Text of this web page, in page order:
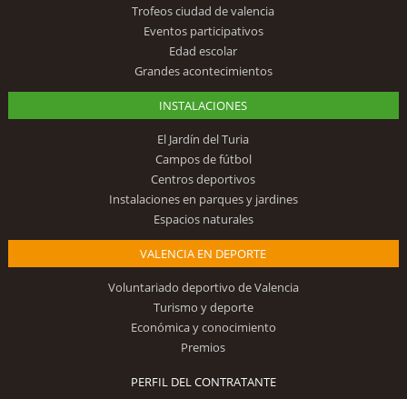
Trofeos ciudad de valencia
Eventos participativos
Edad escolar
Grandes acontecimientos
INSTALACIONES
El Jardín del Turia
Campos de fútbol
Centros deportivos
Instalaciones en parques y jardines
Espacios naturales
VALENCIA EN DEPORTE
Voluntariado deportivo de Valencia
Turismo y deporte
Económica y conocimiento
Premios
PERFIL DEL CONTRATANTE